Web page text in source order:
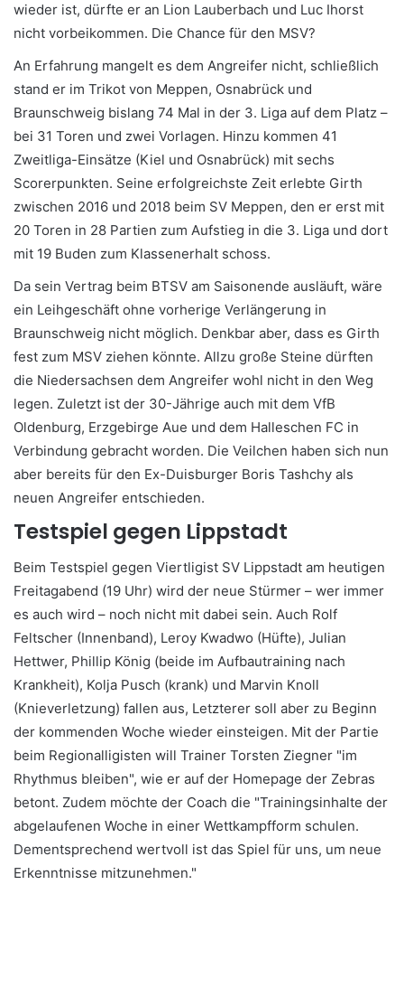
wieder ist, dürfte er an Lion Lauberbach und Luc Ihorst
nicht vorbeikommen. Die Chance für den MSV?
An Erfahrung mangelt es dem Angreifer nicht, schließlich
stand er im Trikot von Meppen, Osnabrück und
Braunschweig bislang 74 Mal in der 3. Liga auf dem Platz –
bei 31 Toren und zwei Vorlagen. Hinzu kommen 41
Zweitliga-Einsätze (Kiel und Osnabrück) mit sechs
Scorerpunkten. Seine erfolgreichste Zeit erlebte Girth
zwischen 2016 und 2018 beim SV Meppen, den er erst mit
20 Toren in 28 Partien zum Aufstieg in die 3. Liga und dort
mit 19 Buden zum Klassenerhalt schoss.
Da sein Vertrag beim BTSV am Saisonende ausläuft, wäre
ein Leihgeschäft ohne vorherige Verlängerung in
Braunschweig nicht möglich. Denkbar aber, dass es Girth
fest zum MSV ziehen könnte. Allzu große Steine dürften
die Niedersachsen dem Angreifer wohl nicht in den Weg
legen. Zuletzt ist der 30-Jährige auch mit dem VfB
Oldenburg, Erzgebirge Aue und dem Halleschen FC in
Verbindung gebracht worden. Die Veilchen haben sich nun
aber bereits für den Ex-Duisburger Boris Tashchy als
neuen Angreifer entschieden.
Testspiel gegen Lippstadt
Beim Testspiel gegen Viertligist SV Lippstadt am heutigen
Freitagabend (19 Uhr) wird der neue Stürmer – wer immer
es auch wird – noch nicht mit dabei sein. Auch Rolf
Feltscher (Innenband), Leroy Kwadwo (Hüfte), Julian
Hettwer, Phillip König (beide im Aufbautraining nach
Krankheit), Kolja Pusch (krank) und Marvin Knoll
(Knieverletzung) fallen aus, Letzterer soll aber zu Beginn
der kommenden Woche wieder einsteigen. Mit der Partie
beim Regionalligisten will Trainer Torsten Ziegner "im
Rhythmus bleiben", wie er auf der Homepage der Zebras
betont. Zudem möchte der Coach die "Trainingsinhalte der
abgelaufenen Woche in einer Wettkampfform schulen.
Dementsprechend wertvoll ist das Spiel für uns, um neue
Erkenntnisse mitzunehmen."